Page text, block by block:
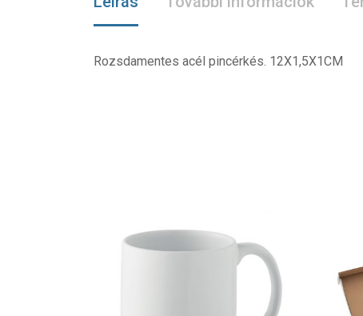
Rozsdamentes acél pincérkés. 12X1,5X1CM